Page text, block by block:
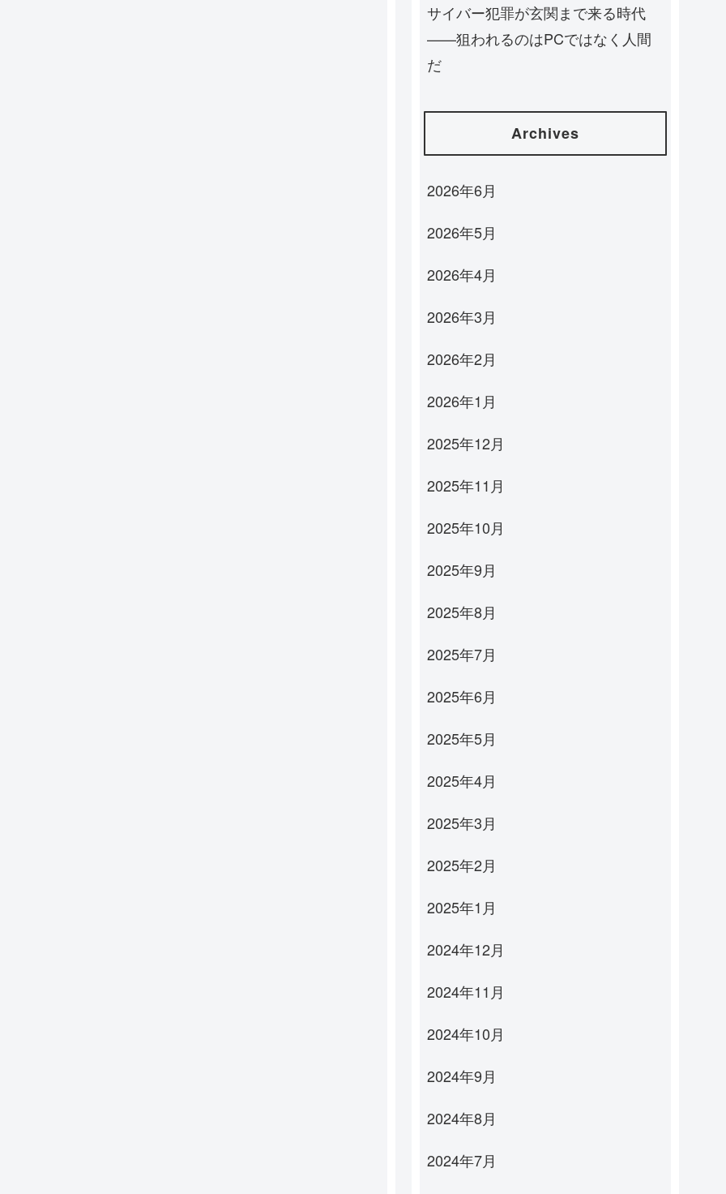
サイバー犯罪が玄関まで来る時代
——狙われるのはPCではなく人間
だ
Archives
2026年6月
2026年5月
2026年4月
2026年3月
2026年2月
2026年1月
2025年12月
2025年11月
2025年10月
2025年9月
2025年8月
2025年7月
2025年6月
2025年5月
2025年4月
2025年3月
2025年2月
2025年1月
2024年12月
2024年11月
2024年10月
2024年9月
2024年8月
2024年7月